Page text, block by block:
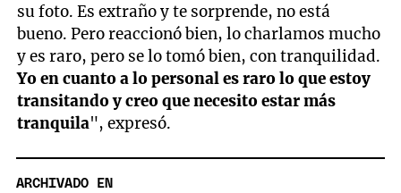
su foto. Es extraño y te sorprende, no está
bueno. Pero reaccionó bien, lo charlamos mucho
y es raro, pero se lo tomó bien, con tranquilidad.
Yo en cuanto a lo personal es raro lo que estoy
transitando y creo que necesito estar más
tranquila", expresó.
ARCHIVADO EN